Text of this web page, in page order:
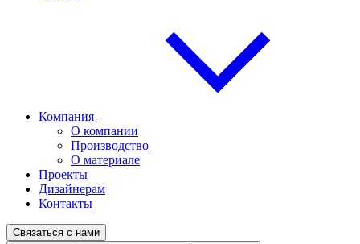
Компания
О компании
Производство
О материале
Проекты
Дизайнерам
Контакты
Связаться с нами